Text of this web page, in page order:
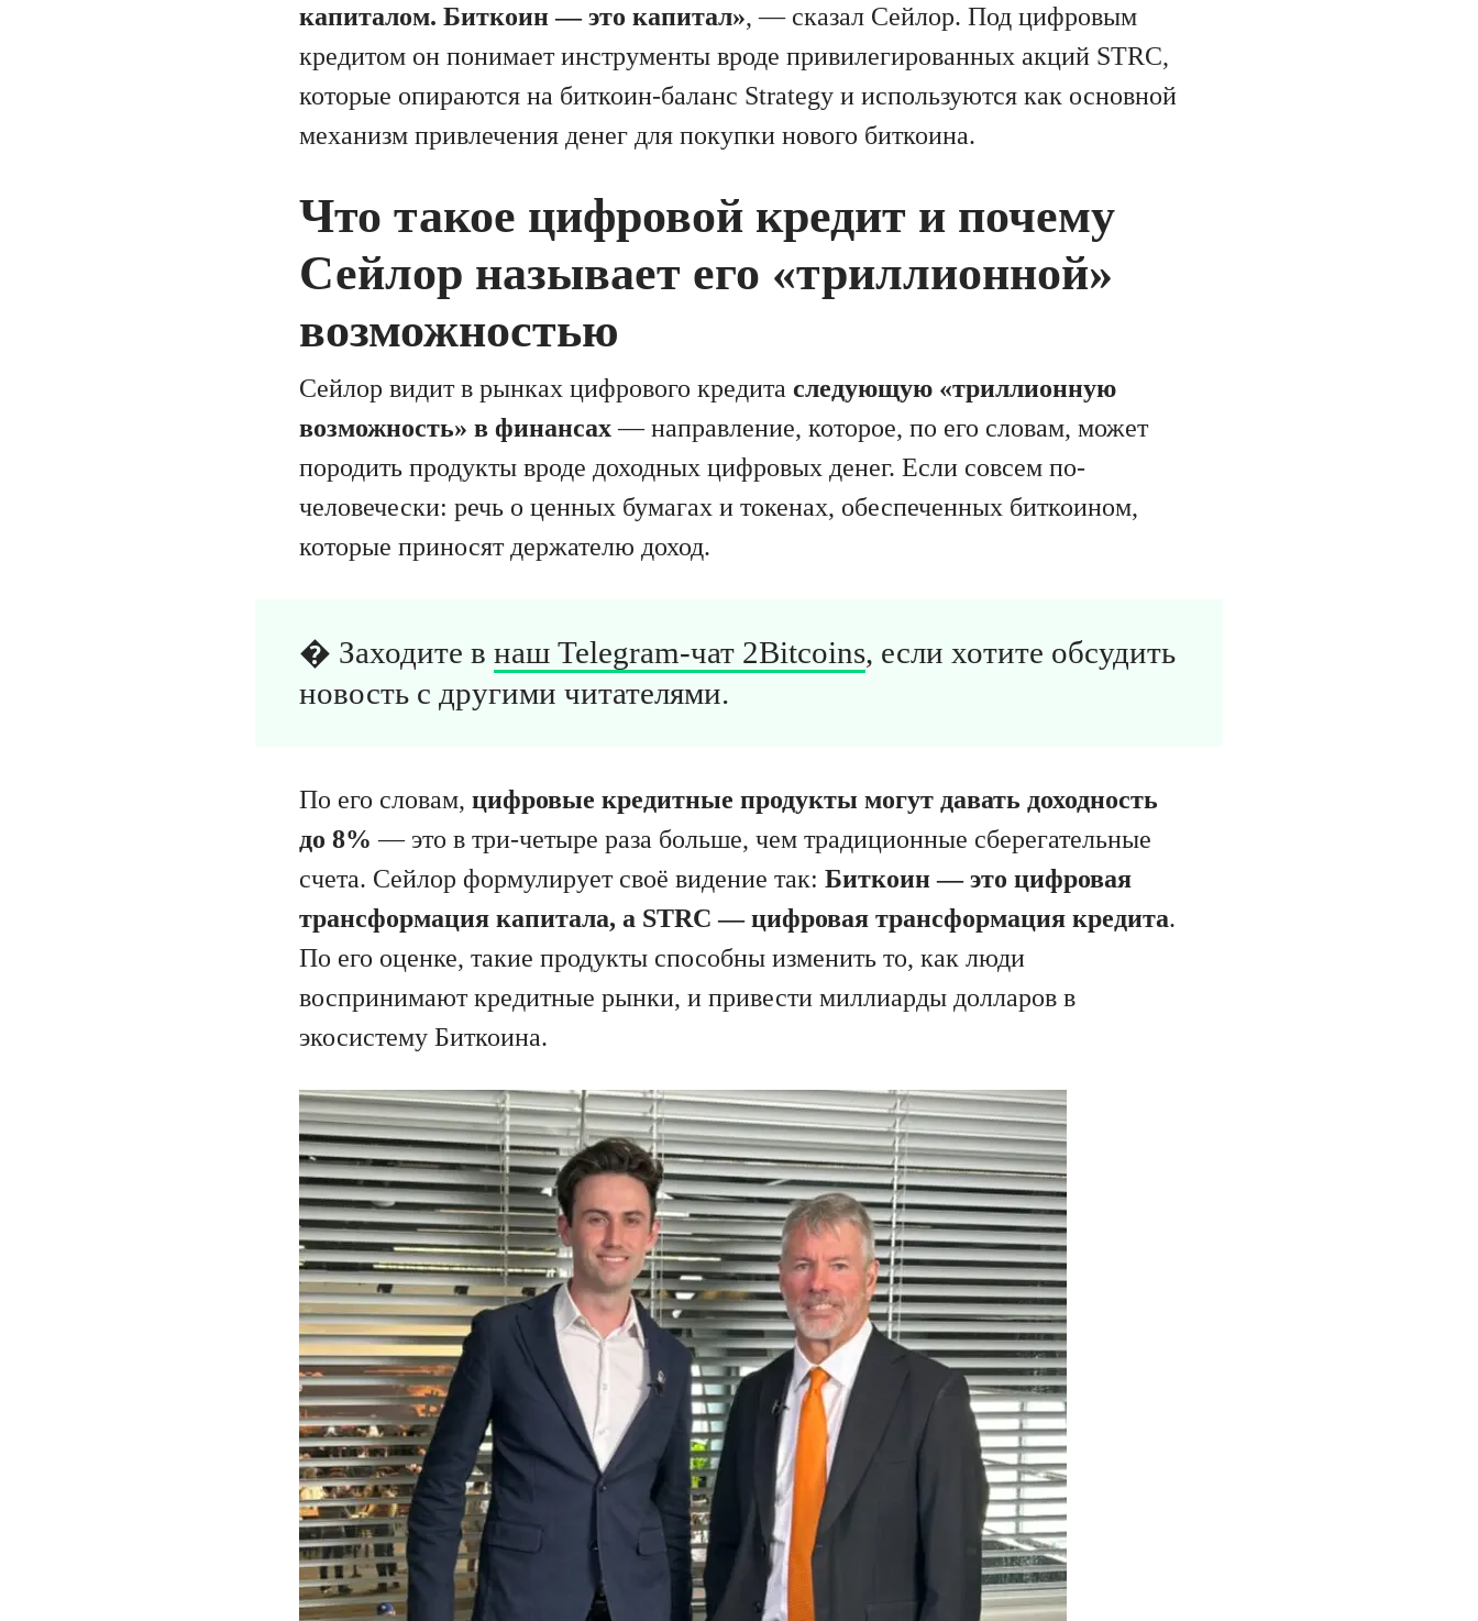
капиталом. Биткоин — это капитал», — сказал Сейлор. Под цифровым
кредитом он понимает инструменты вроде привилегированных акций STRC,
которые опираются на биткоин-баланс Strategy и используются как основной
механизм привлечения денег для покупки нового биткоина.
Что такое цифровой кредит и почему
Сейлор называет его «триллионной»
возможностью
Сейлор видит в рынках цифрового кредита следующую «триллионную
возможность» в финансах— направление, которое, по его словам, может
породить продукты вроде доходных цифровых денег. Если совсем по-
человечески: речь о ценных бумагах и токенах, обеспеченных биткоином,
которые приносят держателю доход.
� Заходите в наш Telegram-чат 2Bitcoins, если хотите обсудить
новость с другими читателями.
По его словам, цифровые кредитные продукты могут давать доходность
до 8% — это в три-четыре раза больше, чем традиционные сберегательные
счета. Сейлор формулирует своё видение так: Биткоин — это цифровая
трансформация капитала, а STRC — цифровая трансформация кредита.
По его оценке, такие продукты способны изменить то, как люди
воспринимают кредитные рынки, и привести миллиарды долларов в
экосистему Биткоина.